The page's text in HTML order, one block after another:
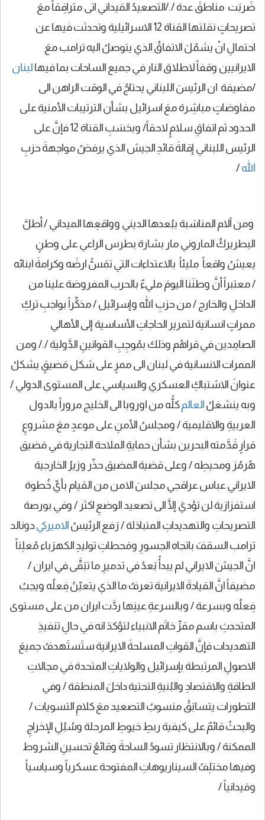
ضَربَت مناطقَ عدة /./التصعيدُ المَيداني اتى مترافِقاً معَ
تصريحاتٍ نقلتها القناة 12 الاسرائيلية وتحدثت فيها عن
احتمالِ انْ يشمُلَ الاتفاقُ الذي يتوصلُ اليه ترامب معَ
الايرانيين وقفاً لاطلاق النار في جميع الساحات بما فيها لبنان
/مضيفة ان الرئيسَ اللبناني يحتاجُ في الوقت الراهن الى
مفاوضاتٍ مباشِرة معَ اسرائيل بشأن الترتيبات الأمنية على
الحدود ثم اتفاقِ سلامٍ لاحقاً/ وبحَسَبِ القناة 12 فإنَّ على
الرئيس اللبناني إقالةَ قائدِ الجيش الذي يرفضُ مواجهةَ حزبِ
الله /
ومن آلام المناسَبة ببُعدها الديني وواقعِها الميداني / أطلَّ
البطريركُ الماروني مار بشارة بطرس الراعي على وطنٍ
يعيشُ واقعاً مليئاً بالاعتداءات التي تمَسُّ ارضَه وكرامةَ ابنائه
/ معتبراً أنَّ وطنَنا اليومَ مليءٌ بالحرب المفروضة علينا من
الداخلِ والخارج / من حزبِ الله وإسرائيل / مذكِّراً بواجبِ تركِ
ممراتٍ انسانية لتمرير الحاجاتِ الأساسية إلى الأهالي
الصامِدين في قراهُم وذلك بمُوجِبِ القوانينِ الدَّولية /./ ومن
الممرات الانسانية في لبنان الى ممرٍ على شكل مَضيقٍ يشكلُ
عنوانَ الاشتباكِ العسكري والسياسي على المستوى الدولي /
وبه ينشغلُ العالم كلُّه من اوروبا الى الخليج مروراً بالدول
العربيةِ والاقليمية / ومجلسُ الأمنِ على موعدٍ معَ مشروعِ
قرارٍ قَدَّمته البحرين بشأن حمايةِ الملاحة التجارية في مَضيق
هُرمُز ومحيطِه / وعلى قضية المضيق حذّر وزيرُ الخارجية
الايراني عباس عراقجي مجلسَ الامن من القيام بأيِّ خُطوة
استفزازية لن تؤديَ إلَّا الى تصعيد الوضعِ اكثر / وفي بورصة
التصريحاتِ والتهديداتِ المتبادَلة / رَفع الرئيسُ الاميركيدونالد
ترامب السقفَ باتجاه الجسورِ ومَحطاتِ توليدِ الكهرَباء مُعلِناً
انَّ الجيشَ الايراني لم يبدأْ بَعدُ في تدميرِ ما تبَقَّى في ايران /
مضيفاً انَّ القيادةَ الايرانية تعرفُ ما الذي يتعيّنُ فِعلُه ويجبُ
فِعلُه وبسرعة / وبالسرعةِ عينِها ردَّت ايران من على مستوى
المتحدثِ باسم مقرِّ خاتَم الانبياء لتؤكدَ انه في حالِ تنفيذِ
التهديدات فإنَّ القواتِ المسلحةَ الايرانية ستَستَهدفُ جميعَ
الاصولِ المرتبطة بإسرائيل والولاياتِ المتحدة في مجالاتِ
الطاقةِ والاقتصادِ والبُنيةِ التحتية داخلَ المنطقة / وفي
التطورات يتسابَقُ منسوبُ التصعيد معَ كلامِ التسويات /
والبحثُ قائمٌ على كيفية ربطِ خيوطِ المرحلة وسُبُلِ الإخراجِ
الممكنة / وبالانتظار تسودُ الساحةَ وقائعُ تحسينِ الشروط
وفيها مختلِفُ السيناريوهاتِ المفتوحة عسكرياً وسياسياً
ومَيدانياً /